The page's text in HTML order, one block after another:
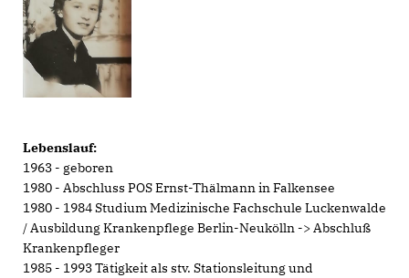
Lebenslauf:
1963 - geboren
1980 - Abschluss POS Ernst-Thälmann in Falkensee
1980 - 1984 Studium Medizinische Fachschule Luckenwalde
/ Ausbildung Krankenpflege Berlin-Neukölln -> Abschluß
Krankenpfleger
1985 - 1993 Tätigkeit als stv. Stationsleitung und